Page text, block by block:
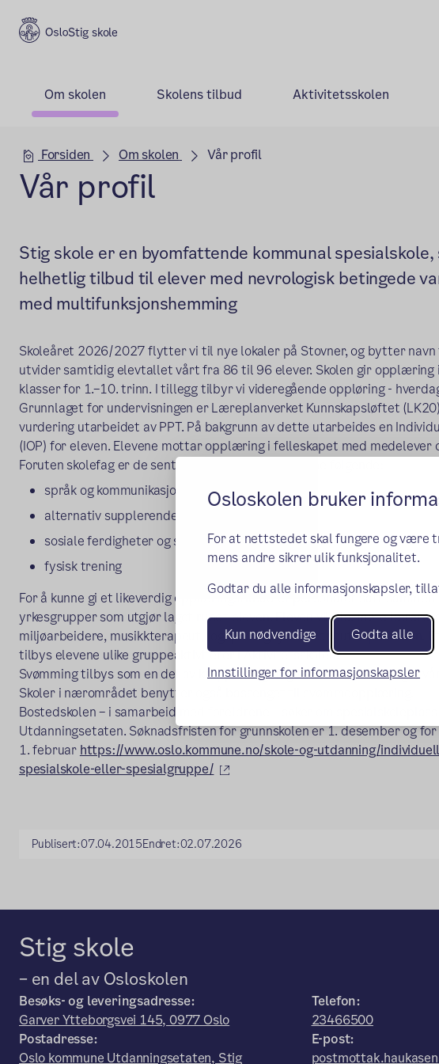
Osloskolen bruker
For at nettstedet skal fungere og være
mens andre sikrer ulik funksjonalitet.
Godtar du alle informasjonskapsler,
Kun nødvendige Godta alle
Innstillinger for informasjonskapsler
Stig skole
Om skolen Skolens tilbud Aktivitetsskolen
Hovedseksjon
Forsiden Om skolen Vår profil
Vår profil
Stig skole er en byomfattende kommunal
helhetlig tilbud til elever med nevrologisk betingede
med multifunksjonshemming
Skoleåret 2026/2027 flytter vi til nye lokaler på Stovner, og bytter navn
utvider samtidig elevtallet vårt fra 86 til 96 elever. Skolen gir opplæring
klasser for 1.–10. trinn. I tillegg tilbyr vi videregående oppløring -
Grunnlaget for undervisningen er Læreplanverket Kunnskapsløftet
vurdering utarbeidet av PPT. På bakgrunn av dette utarbeides en
(IOP) for eleven. Elevene mottar opplæring i felleskapet med medelever
Foruten skolefag er de sentrale opplæringsområdene følgende:
språk og kommunikasjon
alternativ supplerende kommunikasjon (ASK)
sosiale ferdigheter og selvhjelpsferdigheter (ADL)
fysisk trening
For å kunne gi et likeverdig opplæringstilbud er personalet satt sammen
yrkesgrupper som utgjørlaget rundt eleven. Eleven vil bla. møte lærere,
miljøarbeidere, musikkterapeut, logoped og fysioterapeuter på skolen.
tilbys elevene ulike gruppeaktiviteter i Aktivitetsskolen.
Svømming tilbys som en del av kroppsøvingsfaget. Svømmebassenget
Skoler i nærområdet benytter også bassenget til svømmeopplæring.
Bostedskolen – i samarbeid med foreldrene – søker om spesialskoleplass
Utdanningsetaten. Søknadsfristen for grunnskolen er 1. desember og
1. februar https://www.oslo.kommune.no/skole-og-utdanning/
spesialskole-eller-spesialgruppe/
(ekstern lenke)
Publisert:07.04.2015Endret:02.07.2026
Stig skole
– en del av Osloskolen
Besøks- og leveringsadresse:
Garver Ytteborgsvei 145, 0977 Oslo
Postadresse:
Oslo kommune Utdanningsetaten, Stig
Telefon:
23466500
E-post: